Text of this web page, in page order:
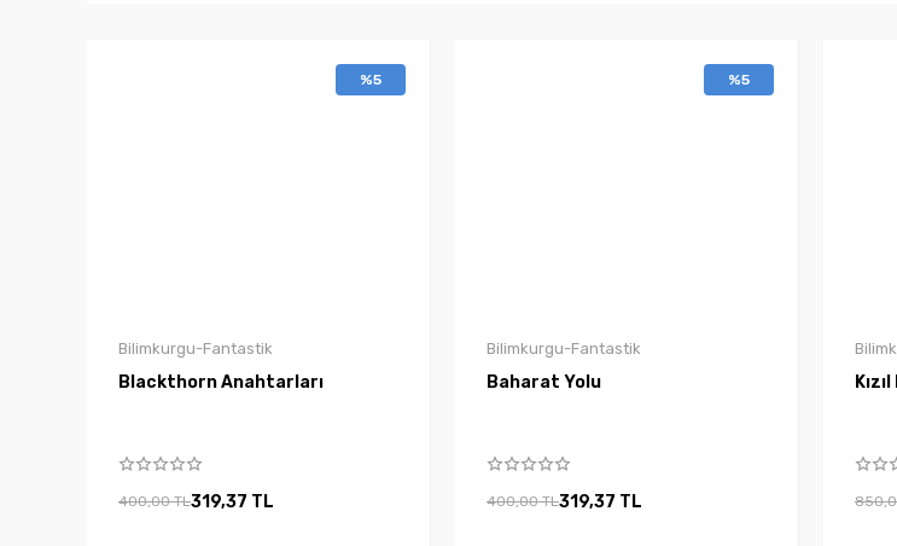
%5
Bilimkurgu-Fantastik
Blackthorn Anahtarları
400,00 TL319,37 TL
%5
Bilimkurgu-Fantastik
Baharat Yolu
400,00 TL319,37 TL